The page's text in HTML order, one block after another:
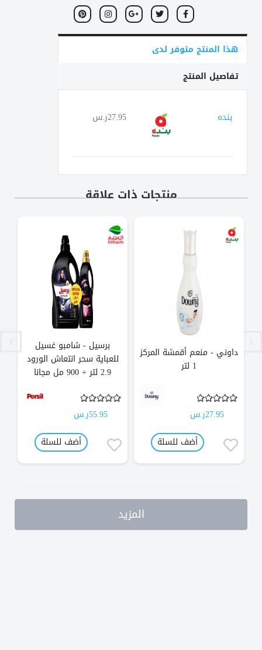
هذا المنتج متوفر لدى
تفاصيل المنتج
بنده 27.95ر.س
منتجات ذات علاقة
داوني - منعم أقمشة المركز
1 لتر
27.95ر.س
أضف للسلة
برسيل - شامبو غسيل
للعباية سحر انتعاش الورود
2.9 لتر + 900 مل مجانا
55.95ر.س
أضف للسلة
المزيد